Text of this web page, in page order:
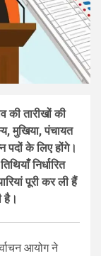
की तारीखों की
मुखिया, पंचायत
पदों के लिए होंगे।
निर्धारित
पूरी कर ली हैं
है।
आयोग ने